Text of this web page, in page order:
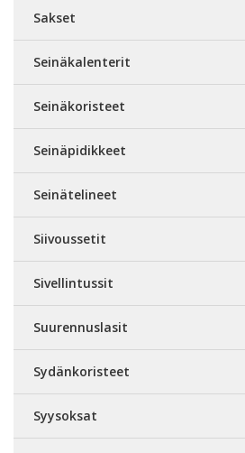
Sakset
Seinäkalenterit
Seinäkoristeet
Seinäpidikkeet
Seinätelineet
Siivoussetit
Sivellintussit
Suurennuslasit
Sydänkoristeet
Syysoksat